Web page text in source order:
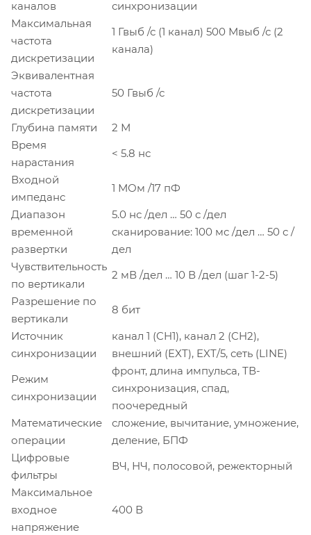
каналов
синхронизации
Максимальная
частота
дискретизации
1 Гвыб /с (1 канал) 500 Мвыб /с (2
канала)
Эквивалентная
частота
дискретизации
50 Гвыб /с
Глубина памяти
2 М
Время
нарастания
< 5.8 нс
Входной
импеданс
1 МОм /17 пФ
Диапазон
временной
развертки
5.0 нс /дел … 50 с /дел
сканирование: 100 мс /дел … 50 с /
дел
Чувствительность
по вертикали
2 мВ /дел … 10 В /дел (шаг 1-2-5)
Разрешение по
вертикали
8 бит
Источник
синхронизации
канал 1 (CH1), канал 2 (CH2),
внешний (EXT), EXT/5, сеть (LINE)
Режим
синхронизации
фронт, длина импульса, ТВ-
синхронизация, спад,
поочередный
Математические
операции
сложение, вычитание, умножение,
деление, БПФ
Цифровые
фильтры
ВЧ, НЧ, полосовой, режекторный
Максимальное
входное
напряжение
400 В